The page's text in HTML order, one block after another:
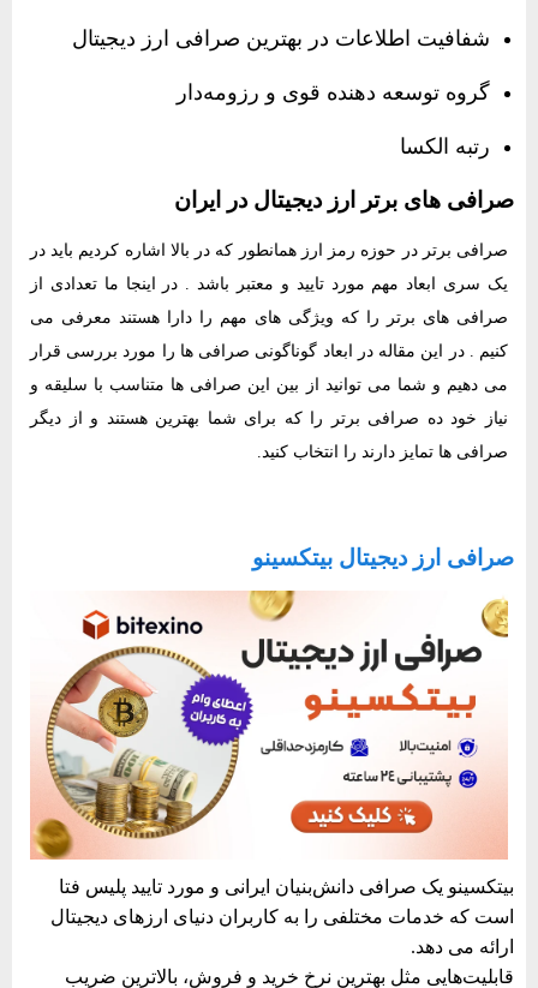
شفافیت اطلاعات در بهترین صرافی ارز دیجیتال
گروه توسعه ‌دهنده قوی و رزومه‌دار
رتبه الکسا
صرافی های برتر ارز دیجیتال در ایران
صرافی برتر در حوزه رمز ارز همانطور که در بالا اشاره کردیم باید در
یک سری ابعاد مهم مورد تایید و معتبر باشد . در اینجا ما تعدادی از
صرافی های برتر را که ویژگی های مهم را دارا هستند معرفی می
کنیم . در این مقاله در ابعاد گوناگونی صرافی ها را مورد بررسی قرار
می دهیم و شما می توانید از بین این صرافی ها متناسب با سلیقه و
نیاز خود ده صرافی برتر را که برای شما بهترین هستند و از دیگر
صرافی ها تمایز دارند را انتخاب کنید.
صرافی ارز دیجیتال بیتکسینو
بیتکسینو یک صرافی دانش‌بنیان ایرانی و مورد تایید پلیس فتا
است که خدمات مختلفی را به کاربران دنیای ارزهای دیجیتال
ارائه می دهد.
قابلیت‌هایی مثل بهترین نرخ خرید و فروش، بالاترین ضریب